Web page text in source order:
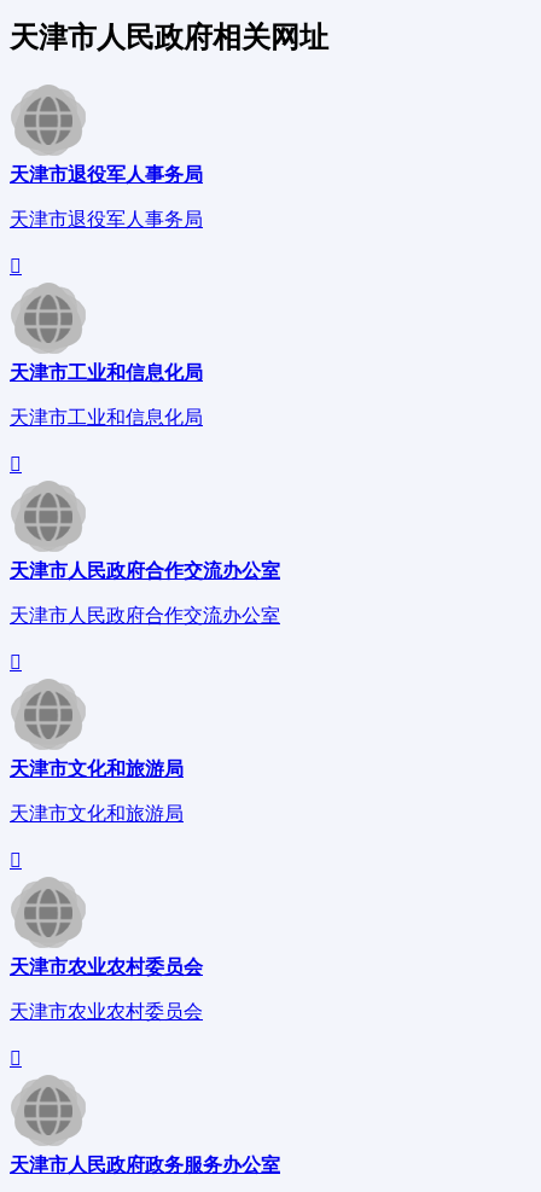
天津市人民政府相关网址
天津市退役军人事务局
天津市退役军人事务局
天津市工业和信息化局
天津市工业和信息化局
天津市人民政府合作交流办公室
天津市人民政府合作交流办公室
天津市文化和旅游局
天津市文化和旅游局
天津市农业农村委员会
天津市农业农村委员会
天津市人民政府政务服务办公室